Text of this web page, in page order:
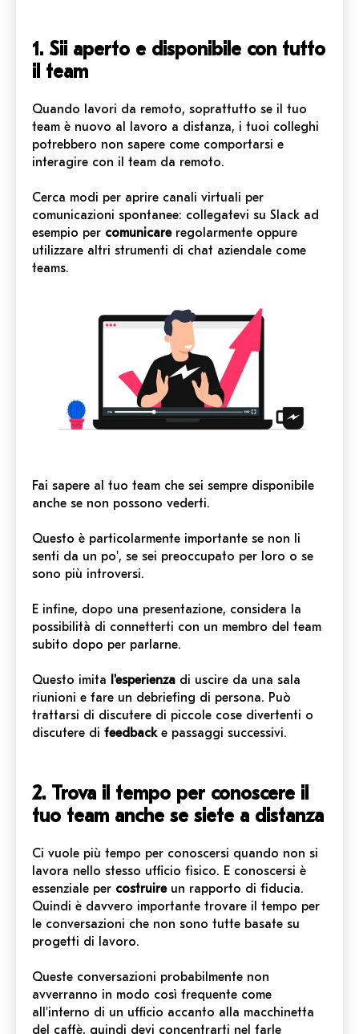
1. Sii aperto e disponibile con tutto
il team
Quando lavori da remoto, soprattutto se il tuo
team è nuovo al lavoro a distanza, i tuoi colleghi
potrebbero non sapere come comportarsi e
interagire con il team da remoto.
Cerca modi per aprire canali virtuali per
comunicazioni spontanee: collegatevi su Slack ad
esempio per comunicareregolarmente oppure
utilizzare altri strumenti di chat aziendale come
teams.
Fai sapere al tuo team che sei sempre disponibile
anche se non possono vederti.
Questo è particolarmente importante se non li
senti da un po', se sei preoccupato per loro o se
sono più introversi.
E infine, dopo una presentazione, considera la
possibilità di connetterti con un membro del team
subito dopo per parlarne.
Questo imita l'esperienza di uscire da una sala
riunioni e fare un debriefing di persona. Può
trattarsi di discutere di piccole cose divertenti o
discutere di feedbacke passaggi successivi.
2. Trova il tempo per conoscere il
tuo team anche se siete a distanza
Ci vuole più tempo per conoscersi quando non si
lavora nello stesso ufficio fisico. E conoscersi è
essenziale per costruireun rapporto di fiducia.
Quindi è davvero importante trovare il tempo per
le conversazioni che non sono tutte basate su
progetti di lavoro.
Queste conversazioni probabilmente non
avverranno in modo così frequente come
all'interno di un ufficio accanto alla macchinetta
del caffè, quindi devi concentrarti nel farle